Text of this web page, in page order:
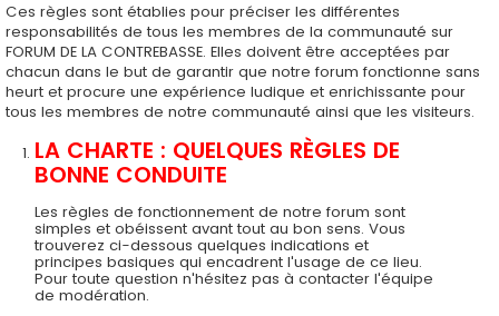
r
c
Ces règles sont établies pour préciser les différentes
responsabilités de tous les membres de la communauté sur
FORUM DE LA CONTREBASSE. Elles doivent être acceptées par
chacun dans le but de garantir que notre forum fonctionne sans
heurt et procure une expérience ludique et enrichissante pour
tous les membres de notre communauté ainsi que les visiteurs.
LA CHARTE : QUELQUES RÈGLES DE
BONNE CONDUITE
Les règles de fonctionnement de notre forum sont
simples et obéissent avant tout au bon sens. Vous
trouverez ci-dessous quelques indications et
principes basiques qui encadrent l'usage de ce lieu.
Pour toute question n'hésitez pas à contacter l'équipe
de modération.